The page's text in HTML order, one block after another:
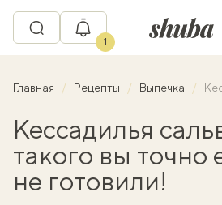
1
Главная Рецепты Выпечка
Кессадилья
такого вы точно
не готовили!